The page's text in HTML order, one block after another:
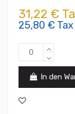
31,22 €
25,80 € Tax
In den